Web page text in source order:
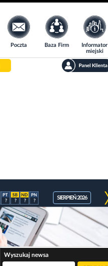
Poczta Baza Firm
Informator
miejski
? ? ? ?
SIERPIEŃ 2026
Wyszukaj newsa